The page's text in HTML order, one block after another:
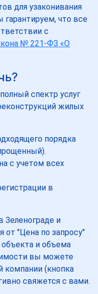
для узаконивания
что все
с
№ 221-ФЗ «О
спектр услуг
жилых
порядка
с учетом всех
в
Зеленограде и
от "Цена по запросу"
и объема
вы можете
компании (кнопка
свяжется с вами.